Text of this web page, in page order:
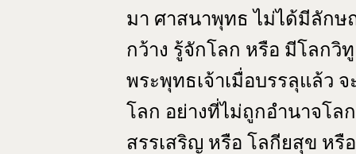
มา ศาสนาพุทธ ไม่ได้มีลัก
กว้าง รู้จักโลก หรือ มีโลก
พระพุทธเจ้าเมื่อบรรลุแล้ว
โลก อย่างที่ไม่ถูกอำนาจโล
สรรเสริญ หรือ โลกียสุข หรื